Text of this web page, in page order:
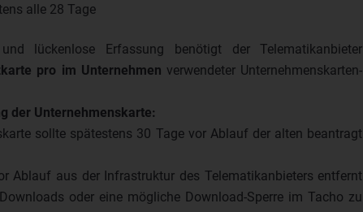
alle 28 Tage
lückenlose Erfassung benötigt der Telematikanbieter
pro im Unternehmen verwendeter Unternehmenskarten-
der Unternehmenskarte:
sollte spätestens 30 Tage vor Ablauf der alten beantragt
Ablauf aus der Infrastruktur des Telematikanbieters entfernt
oder eine mögliche Download-Sperre im Tacho zu